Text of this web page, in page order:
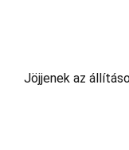
Jöjjenek az